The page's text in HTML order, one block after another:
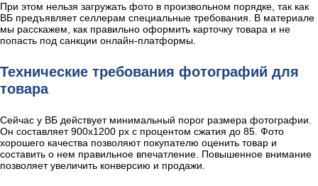
При этом нельзя загружать фото в произвольном порядке, так как
ВБ предъявляет селлерам специальные требования. В материале
мы расскажем, как правильно оформить карточку товара и не
попасть под санкции онлайн-платформы.
Технические требования фотографий для
товара
Сейчас у ВБ действует минимальный порог размера фотографии.
Он составляет 900х1200 px с процентом сжатия до 85. Фото
хорошего качества позволяют покупателю оценить товар и
составить о нем правильное впечатление. Повышенное внимание
позволяет увеличить конверсию и продажи.